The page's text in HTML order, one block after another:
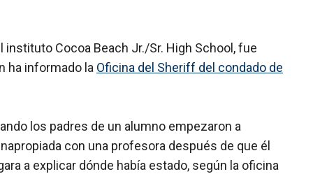
Cocoa Beach Jr./Sr. High School, fue
ha informado la Oficina del Sheriff del condado de
los padres de un alumno empezaron a
con una profesora después de que él
a explicar dónde había estado, según la oficina